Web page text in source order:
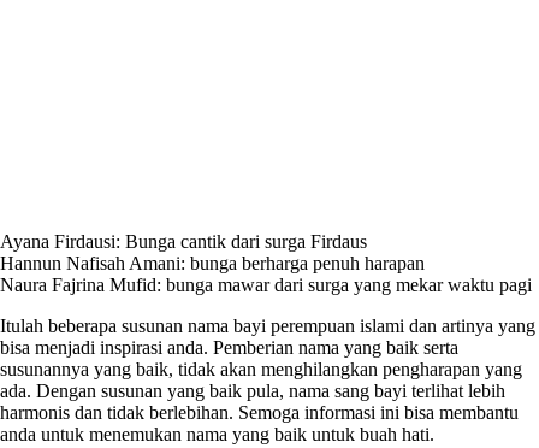
Ayana Firdausi: Bunga cantik dari surga Firdaus
Hannun Nafisah Amani: bunga berharga penuh harapan
Naura Fajrina Mufid: bunga mawar dari surga yang mekar waktu pagi
Itulah beberapa susunan nama bayi perempuan islami dan artinya yang
bisa menjadi inspirasi anda. Pemberian nama yang baik serta
susunannya yang baik, tidak akan menghilangkan pengharapan yang
ada. Dengan susunan yang baik pula, nama sang bayi terlihat lebih
harmonis dan tidak berlebihan. Semoga informasi ini bisa membantu
anda untuk menemukan nama yang baik untuk buah hati.